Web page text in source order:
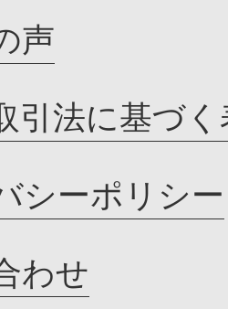
声
引法に基づく
シーポリシー
わせ